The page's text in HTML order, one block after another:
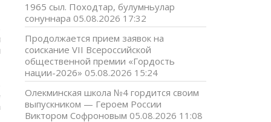
1965 сыл. Походтар, булумньулар
сонуннара 05.08.2026 17:32
Продолжается прием заявок на
соискание VII Всероссийской
общественной премии «Гордость
нации-2026» 05.08.2026 15:24
Олекминская школа №4 гордится своим
выпускником — Героем России
Виктором Софроновым 05.08.2026 11:08